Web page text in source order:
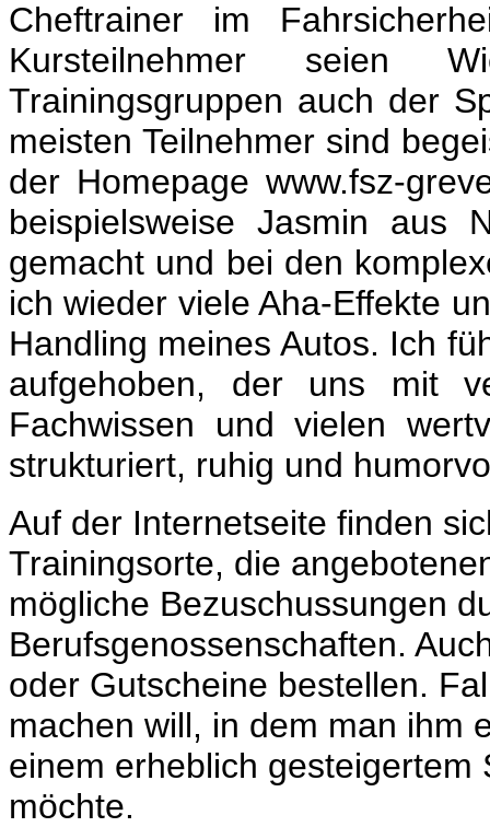
Cheftrainer im
Kursteilnehmer seien
Trainingsgruppen auch der
meisten Teilnehmer sind
der Homepage www.fsz-
beispielsweise Jasmin aus
gemacht und bei den
ich wieder viele Aha-Effekte
Handling meines Autos. Ich
aufgehoben, der uns mit
Fachwissen und vielen
strukturiert, ruhig und
Auf der Internetseite finden
Trainingsorte, die
mögliche Bezuschussungen
Berufsgenossenschaften.
oder Gutscheine bestellen.
machen will, in dem man ihm
einem erheblich
möchte.